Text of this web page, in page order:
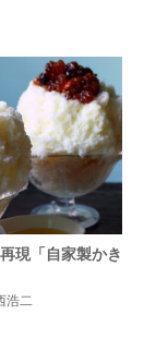
現「自家製かき
浩二